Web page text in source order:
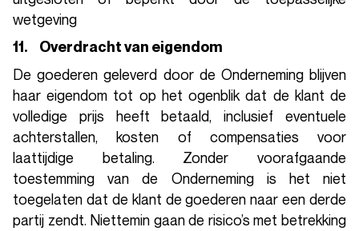
wetgeving
11. Overdracht van eigendom
De goederen geleverd door de Onderneming blijven
haar eigendom tot op het ogenblik dat de klant de
volledige prijs heeft betaald, inclusief eventuele
achterstallen, kosten of compensaties voor
laattijdige betaling. Zonder voorafgaande
toestemming van de Onderneming is het niet
toegelaten dat de klant de goederen naar een derde
partij zendt. Niettemin gaan de risico’s met betrekking